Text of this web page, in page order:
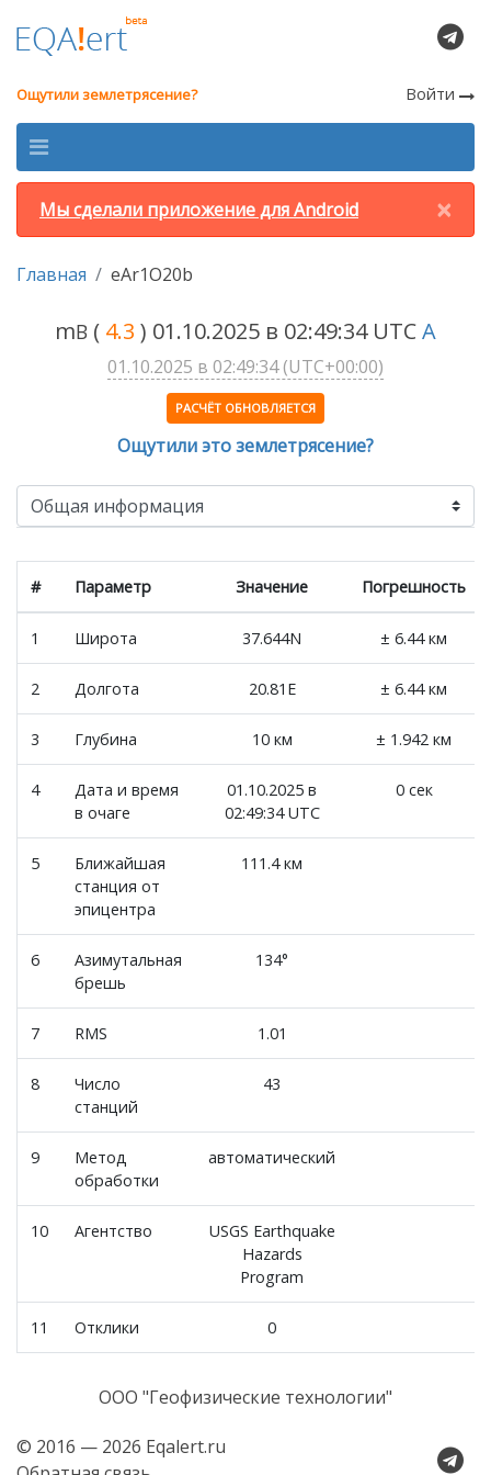
Ощутили землетрясение? Войти
×
Мы сделали приложение для Android
Главная eAr1O20b
mB ( 4.3 ) 01.10.2025 в 02:49:34 UTCA
01.10.2025 в 02:49:34 (UTC+00:00)
РАСЧЁТ ОБНОВЛЯЕТСЯ
Ощутили это землетрясение?
# Параметр Значение Погрешность
1 Широта 37.644N ± 6.44 км
2 Долгота 20.81E ± 6.44 км
3 Глубина 10 км ± 1.942 км
4
Дата и время
в очаге
01.10.2025 в
02:49:34 UTC
0 сек
5
Ближайшая
станция от
эпицентра
111.4 км
6
Азимутальная
брешь
134°
7 RMS 1.01
8
Число
станций
43
9
Метод
обработки
автоматический
10 Агентство
USGS Earthquake
Hazards
Program
11 Отклики 0
© 2016 — 2026 Eqalert.ru
ООО "Геофизические технологии"